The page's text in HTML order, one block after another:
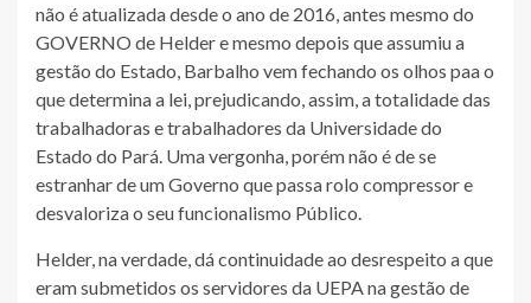
não é atualizada desde o ano de 2016, antes mesmo do
GOVERNO de Helder e mesmo depois que assumiu a
gestão do Estado, Barbalho vem fechando os olhos paa o
que determina a lei, prejudicando, assim, a totalidade das
trabalhadoras e trabalhadores da Universidade do
Estado do Pará. Uma vergonha, porém não é de se
estranhar de um Governo que passa rolo compressor e
desvaloriza o seu funcionalismo Público.
Helder, na verdade, dá continuidade ao desrespeito a que
eram submetidos os servidores da UEPA na gestão de